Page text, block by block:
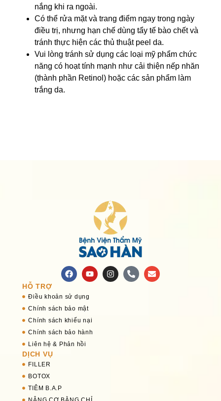
nắng khi ra ngoài.
Có thể rửa mặt và trang điểm ngay trong ngày
điều trị, nhưng hạn chế dùng tẩy tế bào chết và
tránh thực hiện các thủ thuật peel da.
Vui lòng tránh sử dụng các loại mỹ phẩm chức
năng có hoạt tính mạnh như cải thiện nếp nhăn
(thành phần Retinol) hoặc các sản phẩm làm
trắng da.
HỖ TRỢ
Điều khoản sử dụng
Chính sách bảo mật
Chính sách khiếu nại
Chính sách bảo hành
Liên hệ & Phản hồi
DỊCH VỤ
FILLER
BOTOX
TIÊM B.A.P